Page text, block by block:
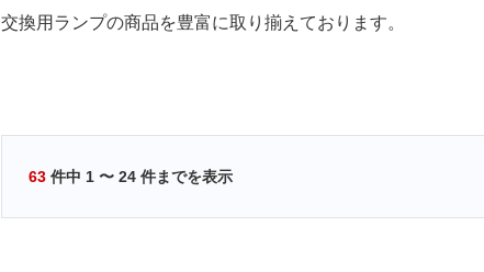
交換用ランプの商品を豊富に取り揃えております。
63 件中 1 〜 24 件までを表示